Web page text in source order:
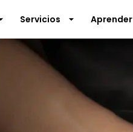
Servicios Aprender